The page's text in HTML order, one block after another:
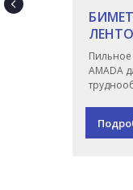
Пильное
AMADA